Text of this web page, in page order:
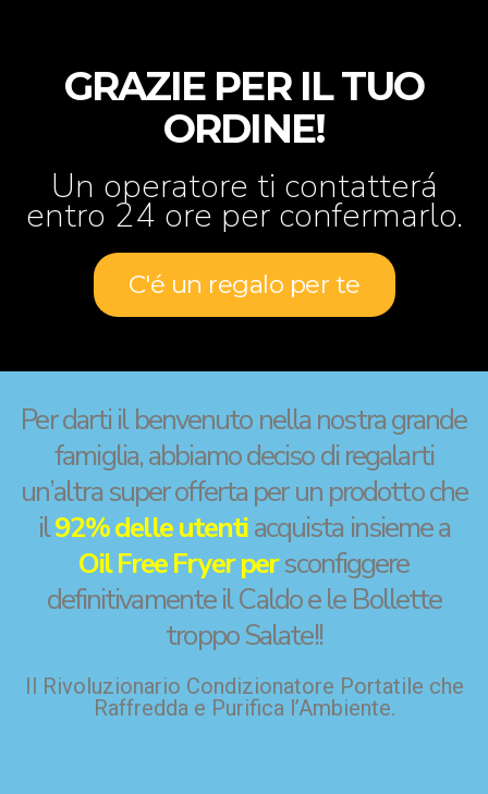
GRAZIE PER IL TUO
ORDINE!
Un operatore ti contatterá
entro 24 ore per confermarlo.
C'é un regalo per te
Per darti il benvenuto nella nostra grande
famiglia, abbiamo deciso di regalarti
un’altra super offerta per un prodotto che
il92% delle utentiacquista insieme a
Oil Free Fryer persconfiggere
definitivamente il Caldo e le Bollette
troppo Salate!!
Il Rivoluzionario Condizionatore Portatile che
Raffredda e Purifica l’Ambiente.